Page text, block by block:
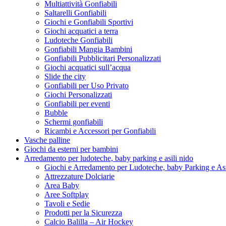
Multiattività Gonfiabili
Saltarelli Gonfiabili
Giochi e Gonfiabili Sportivi
Giochi acquatici a terra
Ludoteche Gonfiabili
Gonfiabili Mangia Bambini
Gonfiabili Pubblicitari Personalizzati
Giochi acquatici sull’acqua
Slide the city
Gonfiabili per Uso Privato
Giochi Personalizzati
Gonfiabili per eventi
Bubble
Schermi gonfiabili
Ricambi e Accessori per Gonfiabili
Vasche palline
Giochi da esterni per bambini
Arredamento per ludoteche, baby parking e asili nido
Giochi e Arredamento per Ludoteche, baby Parking e
Attrezzature Dolciarie
Area Baby
Aree Softplay
Tavoli e Sedie
Prodotti per la Sicurezza
Calcio Balilla – Air Hockey